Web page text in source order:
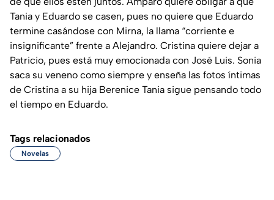
Tania y Eduardo se casen, pues no quiere que Eduardo
termine casándose con Mirna, la llama “corriente e
insignificante” frente a Alejandro. Cristina quiere dejar a
Patricio, pues está muy emocionada con José Luis. Sonia
saca su veneno como siempre y enseña las fotos íntimas
de Cristina a su hija Berenice Tania sigue pensando todo
el tiempo en Eduardo.
Tags relacionados
Novelas